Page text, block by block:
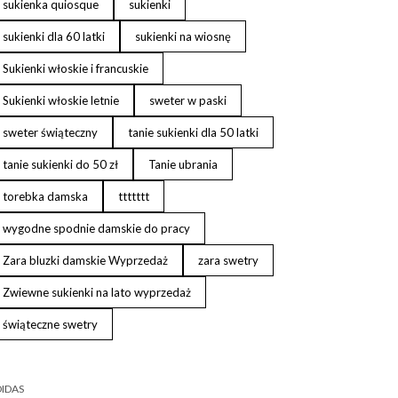
sukienka quiosque sukienki
sukienki dla 60 latki sukienki na wiosnę
Sukienki włoskie i francuskie
Sukienki włoskie letnie sweter w paski
sweter świąteczny tanie sukienki dla 50 latki
tanie sukienki do 50 zł Tanie ubrania
torebka damska ttttttt
wygodne spodnie damskie do pracy
Zara bluzki damskie Wyprzedaż zara swetry
Zwiewne sukienki na lato wyprzedaż
świąteczne swetry